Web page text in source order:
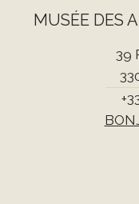
MUSÉE DES
39